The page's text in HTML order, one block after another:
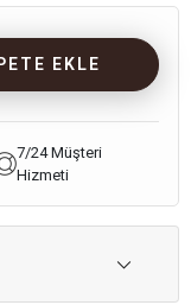
EKLE
7/24 Müşteri
Hizmeti